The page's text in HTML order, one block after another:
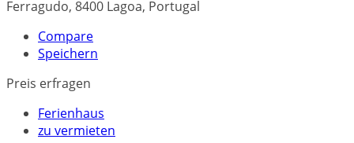
Ferragudo, 8400 Lagoa, Portugal
Compare
Speichern
Preis erfragen
Ferienhaus
zu vermieten